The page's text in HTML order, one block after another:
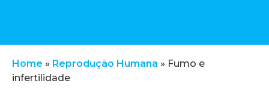
Home » Reprodução Humana » Fumo e
infertilidade